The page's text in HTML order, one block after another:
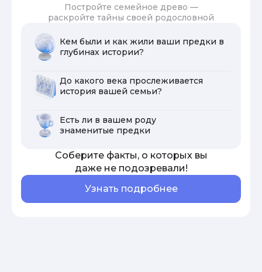
Постройте семейное древо —
раскройте тайны своей родословной
Кем были и как жили ваши предки в
глубинах истории?
До какого века прослеживается
история вашей семьи?
Есть ли в вашем роду
знаменитые предки
Соберите факты, о которых вы
даже не подозревали!
Узнать подробнее